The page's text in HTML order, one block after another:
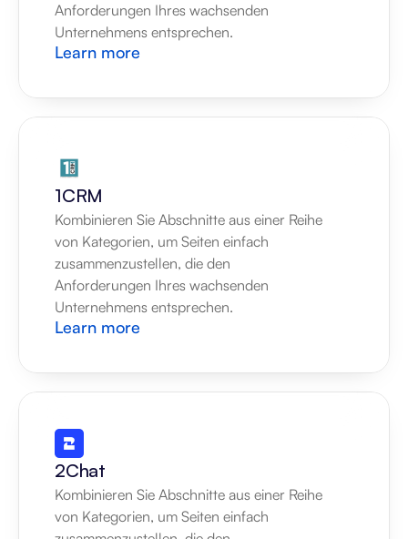
Anforderungen Ihres wachsenden
Unternehmens entsprechen.
Learn more
1CRM
Kombinieren Sie Abschnitte aus einer Reihe
von Kategorien, um Seiten einfach
zusammenzustellen, die den
Anforderungen Ihres wachsenden
Unternehmens entsprechen.
Learn more
2Chat
Kombinieren Sie Abschnitte aus einer Reihe
von Kategorien, um Seiten einfach